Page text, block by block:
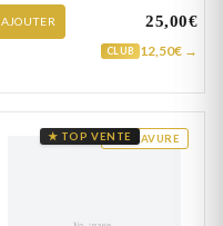
AJOUTER 25,00€
CLUB 12,50€ →
GRAVURE
★ TOP VENTE